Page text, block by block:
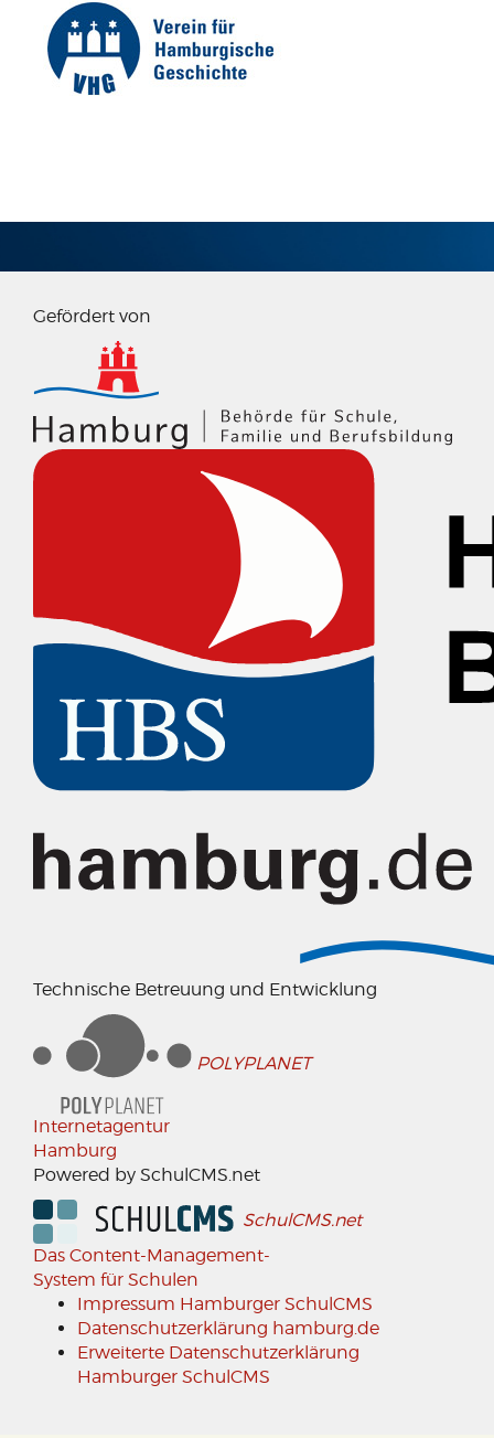
Gefördert von
Technische Betreuung und Entwicklung
POLYPLANET
Internetagentur
Hamburg
Powered by SchulCMS.net
SchulCMS.net
Das Content-Management-
System für Schulen
Impressum Hamburger SchulCMS
Datenschutzerklärung hamburg.de
Erweiterte Datenschutzerklärung
Hamburger SchulCMS